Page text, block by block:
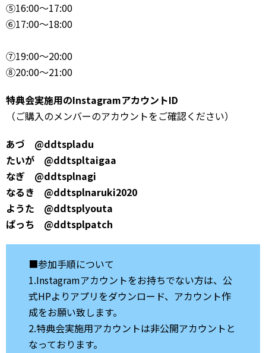
⑤16:00～17:00
⑥17:00～18:00
⑦19:00～20:00
⑧20:00～21:00
特典会実施用のInstagramアカウントID
（ご購入のメンバーのアカウントをご確認ください）
あづ @ddtspladu
たいが @ddtspltaigaa
なぎ @ddtsplnagi
なるき @ddtsplnaruki2020
ようた @ddtsplyouta
ぱっち @ddtsplpatch
■参加手順について
1.Instagramアカウントをお持ちでない方は、公
式HPよりアプリをダウンロード、アカウント作
成をお願い致します。
2.特典会実施用アカウントは非公開アカウントと
なっております。